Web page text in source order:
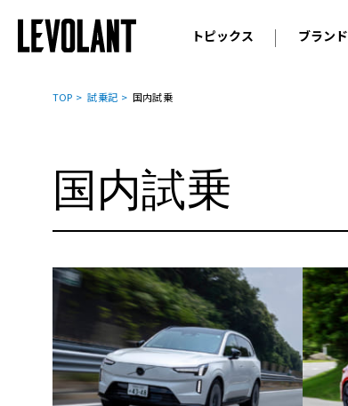
トピックス
コラム
ブランド
TOP 試乗記 国内試乗
国内試乗